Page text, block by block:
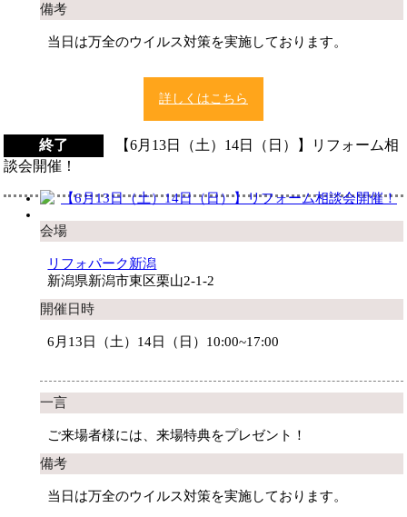
備考
当日は万全のウイルス対策を実施しております。
詳しくはこちら
終了
【6月13日（土）14日（日）】リフォーム相
談会開催！
会場
リフォパーク新潟
新潟県新潟市東区栗山2-1-2
開催日時
6月13日（土）14日（日）10:00~17:00
一言
ご来場者様には、来場特典をプレゼント！
備考
当日は万全のウイルス対策を実施しております。